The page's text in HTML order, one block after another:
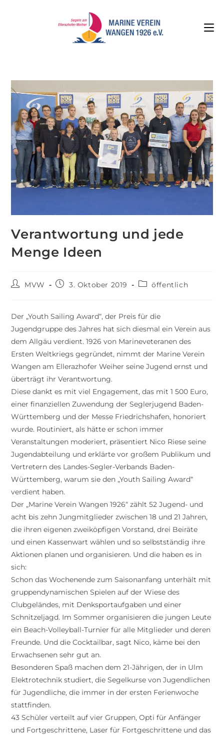
Verantwortung und jede
Menge Ideen
MVW 3. Oktober 2019 öffentlich
Der „Youth Sailing Award“, der Preis für die
Jugendgruppe des Jahres hat sich diesmal ein Verein aus
dem Allgäu verdient. 1926 von Marineveteranen des
Ersten Weltkriegs gegründet, nimmt der Marine Verein
Wangen am Ellerazhofer Weiher seine Jugend ernst und
überträgt ihr Verantwortung.
Diese dankt es mit viel Engagement, das mit 1 500 Euro,
einer finanziellen Zuwendung der Seglerjugend Baden-
Württemberg und der Messe Friedrichshafen, honoriert
wurde. Routiniert, als hätte er schon immer
Veranstaltungen moderiert, präsentiert Nico Riese seine
Jugendabteilung und erklärte vor großem Publikum und
Vertretern des Landes-Segler-Verbands Baden-
Württemberg, warum sie den „Youth Sailing Award“
verdient haben.
Der „Marine Verein Wangen 1926“ zählt 52 Jugend- und
acht bis zehn Jungmitglieder zwischen 18 und 21 Jahren,
die ihren eigenen zweiköpfigen Vorstand, drei Beiräte
und einen Kassenwart wählen und so selbstständig ihre
Aktionen planen und organisieren. Und die haben es in
sich:
Schon das Wochenende zum Saisonanfang unterhält mit
gruppendynamischen Spielen auf der Wiese des
Clubgeländes, mit Denksportaufgaben und einer
Schnitzeljagd. Im Sommer organisieren die jungen Leute
ein Beach-Volleyball-Turnier für alle Mitglieder und deren
Freunde. Und die Cocktailbar, sagt Nico, käme bei den
Erwachsenen sehr gut an.
Besonderen Spaß machen dem 21-Jährigen, der in Ulm
Elektrotechnik studiert, die Segelkurse von Jugendlichen
für Jugendliche, die immer in der ersten Ferienwoche
stattfinden.
43 Schüler verteilt auf vier Gruppen, Opti für Anfänger
und Fortgeschrittene, Laser für Fortgeschrittene und das